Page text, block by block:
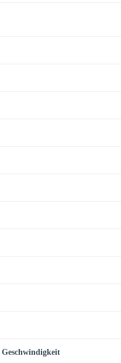
Geschwindigkeit